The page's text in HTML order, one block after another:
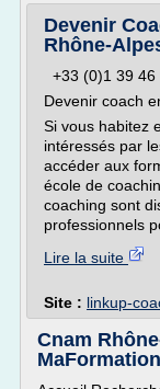
Devenir
Rhône-
+33 (0)1 39 46
Devenir coach
Si vous habitez
intéressés par
accéder aux
école de
coaching sont
professionnels
Lire la suite
Site : linkup-
Cnam